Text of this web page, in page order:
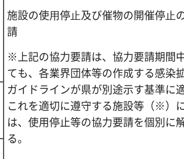
施設の使⽤停⽌及び催物の開催停⽌
請
※上記の協力要請は、協力要請期間
ても、各業界団体等の作成する感染
ガイドラインが県が別途示す基準に
これを適切に遵守する施設等（※）
は、使用停止等の協力要請を個別に
る。